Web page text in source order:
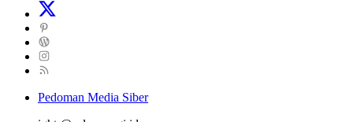
Pedoman Media Siber